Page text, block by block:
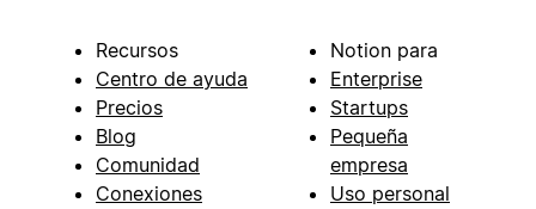
Recursos
Centro de ayuda
Precios
Blog
Comunidad
Conexiones
Notion para
Enterprise
Startups
Pequeña
empresa
Uso personal